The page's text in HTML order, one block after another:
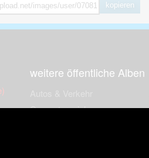
kopieren
weitere öffentliche Alben
Computerspiele